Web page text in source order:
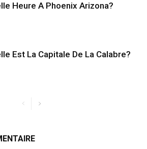
Heure A Phoenix Arizona?
Est La Capitale De La Calabre?